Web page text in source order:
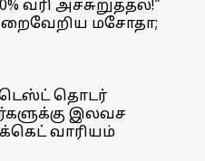
வரி அச்சுறுத்தல்!"
மசோதா;
டெஸ்ட் தொடர்
இலவச
வாரியம்